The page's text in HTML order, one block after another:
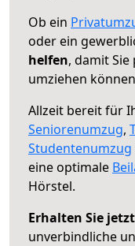
Ob ein
oder ein
helfen, damit
umziehen
Allzeit bereit für
Seniorenumzug,
Studentenumzug
eine optimale
Hörstel.
Erhalten Sie jetzt
unverbindliche